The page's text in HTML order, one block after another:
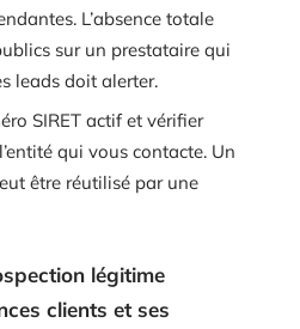
L’absence totale
sur un prestataire qui
leads doit alerter.
SIRET actif et vérifier
qui vous contacte. Un
être réutilisé par une
légitime
clients et ses